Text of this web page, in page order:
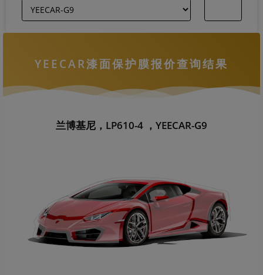
YEECAR漆面保护膜报价查询结果
兰博基尼，LP610-4 ，YEECAR-G9